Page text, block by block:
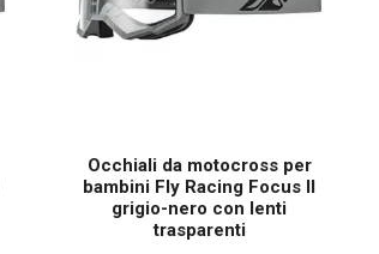
Occhiali da motocross per
bambini Fly Racing Focus II
grigio-nero con lenti
trasparenti